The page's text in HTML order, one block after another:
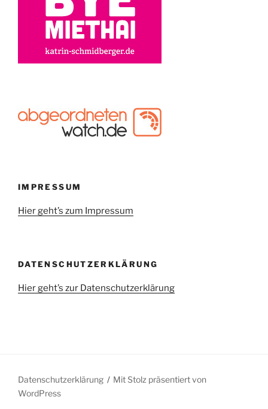
IMPRESSUM
Hier geht’s zum Impressum
DATENSCHUTZERKLÄRUNG
Hier geht’s zur Datenschutzerklärung
Datenschutzerklärung
Mit Stolz präsentiert von
WordPress